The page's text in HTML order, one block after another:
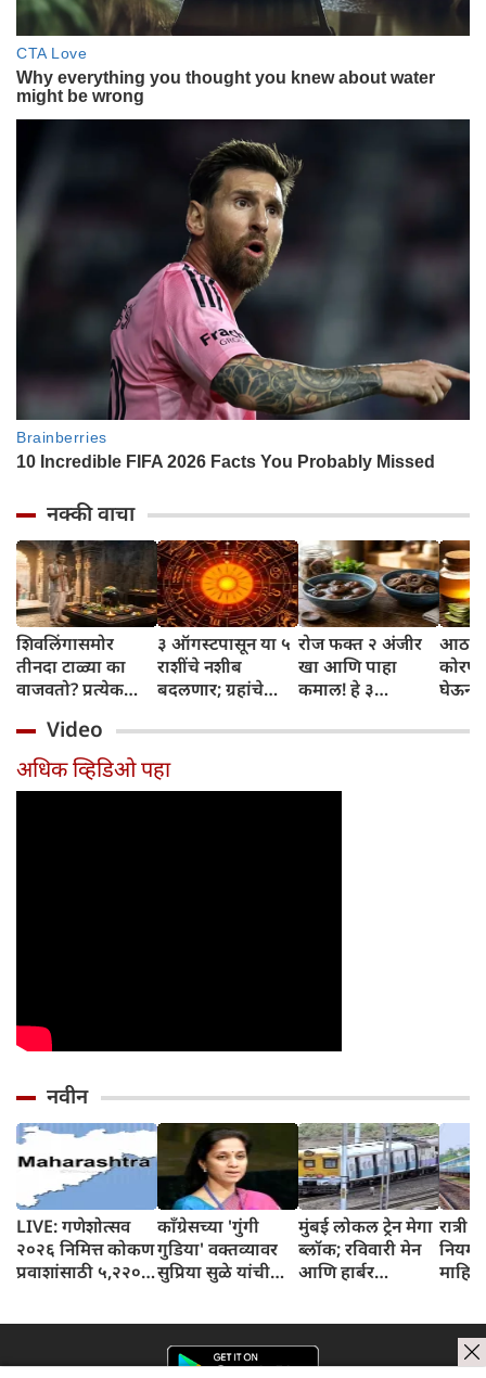
नक्की वाचा
शिवलिंगासमोर
तीनदा टाळ्या का
वाजवतो? प्रत्येक
जाणून घ्या
३ ऑगस्टपासून या ५
राशींचे नशीब
बदलणार; ग्रहांचे
संपतील आणि शुभ
दिवसांची सुरुवात
होईल
रोज फक्त २ अंजीर
खा आणि पाहा
कमाल! हे ३
तुम्हाला ठाऊक
घेऊन
Video
अधिक व्हिडिओ पहा
नवीन
LIVE: गणेशोत्सव
२०२६ निमित्त कोकण
प्रवाशांसाठी ५,२२०
काँग्रेसच्या 'गुंगी
गुडिया' वक्तव्यावर
सुप्रिया सुळे यांची
म्हणाल्या....
मुंबई लोकल ट्रेन मेगा
ब्लॉक; रविवारी मेन
आणि हार्बर
रात्री
नियम